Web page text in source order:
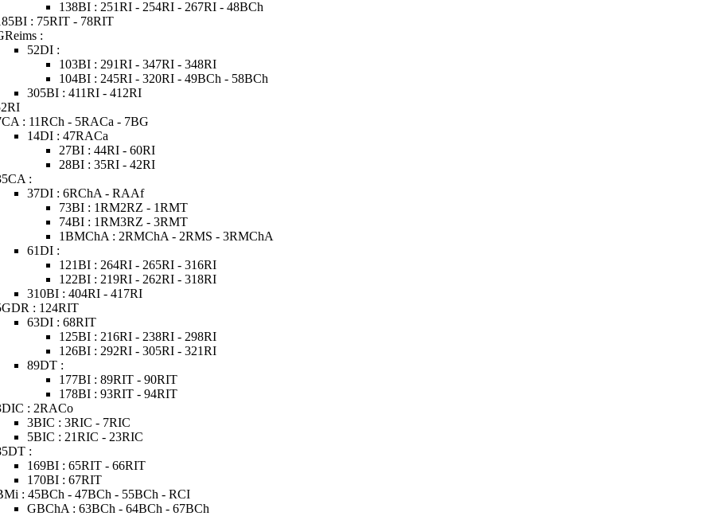
138BI : 251RI - 254RI - 267RI - 48BCh
: 75RIT - 78RIT
:
52DI :
103BI : 291RI - 347RI - 348RI
104BI : 245RI - 320RI - 49BCh - 58BCh
305BI : 411RI - 412RI
: 11RCh - 5RACa - 7BG
14DI : 47RACa
27BI : 44RI - 60RI
28BI : 35RI - 42RI
:
37DI : 6RChA - RAAf
73BI : 1RM2RZ - 1RMT
74BI : 1RM3RZ - 3RMT
1BMChA : 2RMChA - 2RMS - 3RMChA
61DI :
121BI : 264RI - 265RI - 316RI
122BI : 219RI - 262RI - 318RI
310BI : 404RI - 417RI
: 124RIT
63DI : 68RIT
125BI : 216RI - 238RI - 298RI
126BI : 292RI - 305RI - 321RI
89DT :
177BI : 89RIT - 90RIT
178BI : 93RIT - 94RIT
: 2RACo
3BIC : 3RIC - 7RIC
5BIC : 21RIC - 23RIC
:
169BI : 65RIT - 66RIT
170BI : 67RIT
: 45BCh - 47BCh - 55BCh - RCI
GBChA : 63BCh - 64BCh - 67BCh